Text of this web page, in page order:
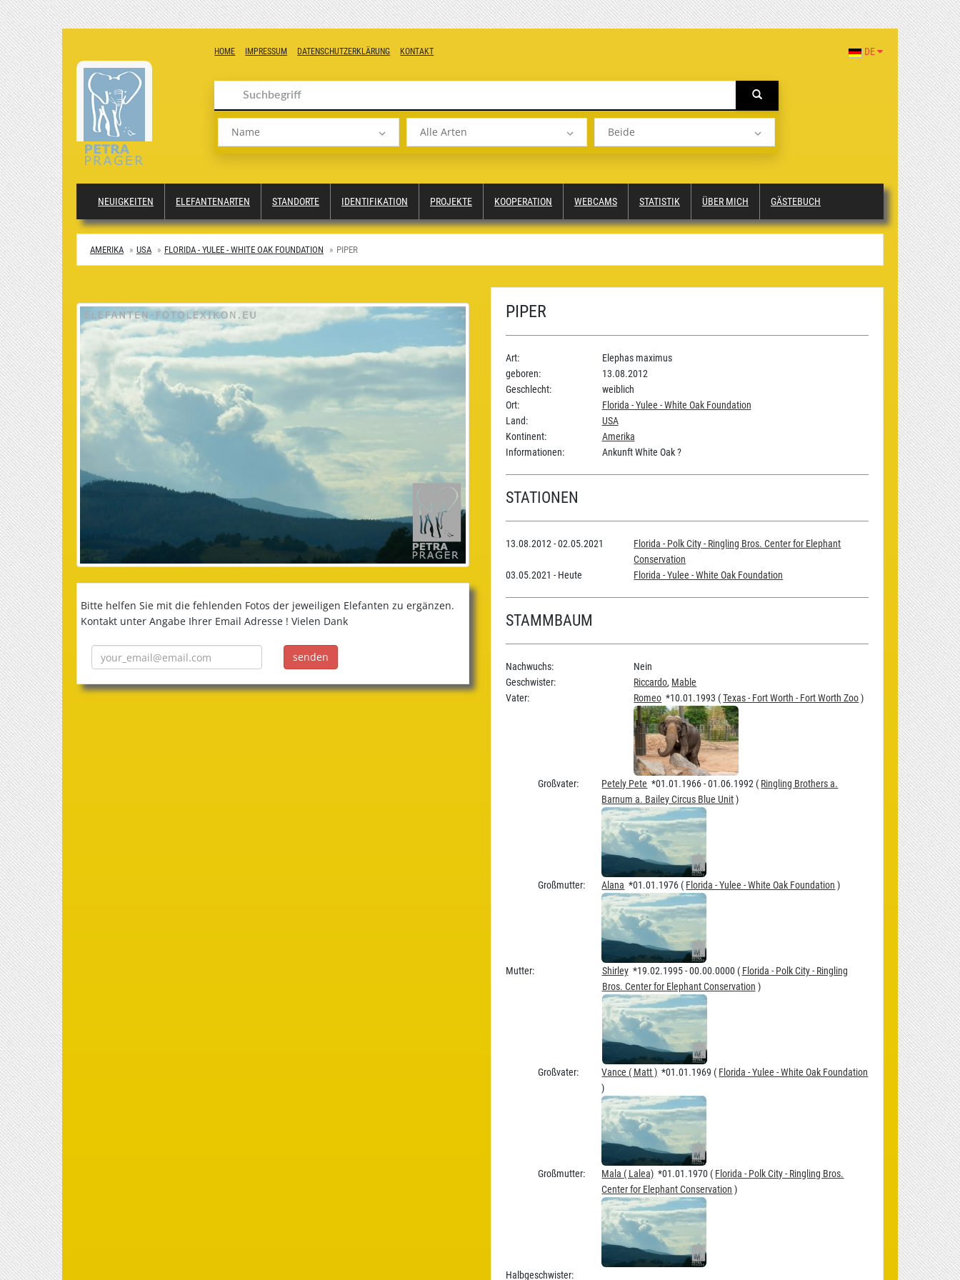
HOME IMPRESSUM DATENSCHUTZERKLÄRUNG KONTAKT DE
Name Alle Arten Beide
NEUIGKEITEN ELEFANTENARTEN STANDORTE IDENTIFIKATION PROJEKTE KOOPERATION WEBCAMS STATISTIK ÜBER MICH GÄSTEBUCH
AMERIKA USA FLORIDA - YULEE - WHITE OAK FOUNDATION PIPER
Bitte helfen Sie mit die fehlenden Fotos der jeweiligen Elefanten zu ergänzen.
Kontakt unter Angabe Ihrer Email Adresse ! Vielen Dank
PIPER
Art:
Elephas maximus
geboren:
13.08.2012
Geschlecht:
weiblich
Ort:
Florida - Yulee - White Oak Foundation
Land:
USA
Kontinent:
Amerika
Informationen:
Ankunft White Oak ?
STATIONEN
13.08.2012 - 02.05.2021
Florida - Polk City - Ringling Bros. Center for Elephant
Conservation
03.05.2021 - Heute
Florida - Yulee - White Oak Foundation
STAMMBAUM
Nachwuchs:
Nein
Geschwister:
Riccardo, Mable
Vater:
Romeo *10.01.1993 (Texas - Fort Worth - Fort Worth Zoo)
Großvater: Petely Pete *01.01.1966 - 01.06.1992 ( Ringling Brothers a.
Barnum a. Bailey Circus Blue Unit)
Großmutter: Alana *01.01.1976 ( Florida - Yulee - White Oak Foundation )
Mutter: Shirley*19.02.1995 - 00.00.0000 ( Florida - Polk City - Ringling
Bros. Center for Elephant Conservation )
Großvater: Vance ( Matt ) *01.01.1969 ( Florida - Yulee - White Oak Foundation
)
Großmutter: Mala ( Lalea) *01.01.1970 ( Florida - Polk City - Ringling Bros.
Center for Elephant Conservation )
Halbgeschwister: